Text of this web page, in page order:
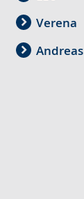
Verena
Andreas